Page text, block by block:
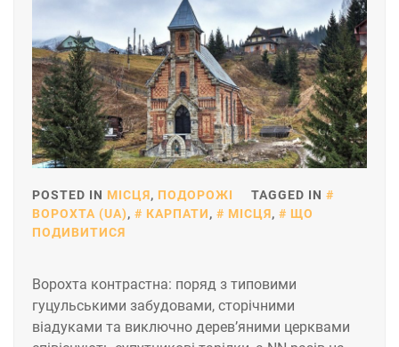
POSTED IN МІСЦЯ, ПОДОРОЖІ
TAGGED IN
ВОРОХТА (UA), КАРПАТИ, МІСЦЯ,
ЩО
ПОДИВИТИСЯ
Ворохта контрастна: поряд з типовими
гуцульськими забудовами, сторічними
віадуками та виключно дерев’яними церквами